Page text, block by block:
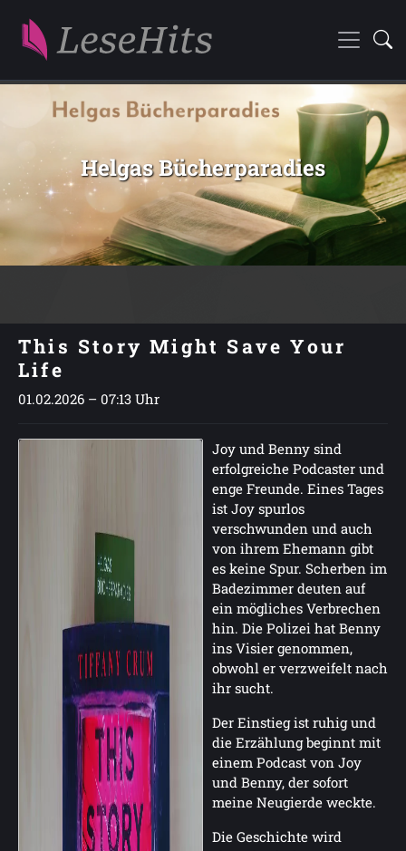
Helgas Bücherparadies
This Story Might Save Your
Life
01.02.2026 – 07:13 Uhr
Joy und Benny sind
erfolgreiche Podcaster und
enge Freunde. Eines Tages
ist Joy spurlos
verschwunden und auch
von ihrem Ehemann gibt
es keine Spur. Scherben im
Badezimmer deuten auf
ein mögliches Verbrechen
hin. Die Polizei hat Benny
ins Visier genommen,
obwohl er verzweifelt nach
ihr sucht.
Der Einstieg ist ruhig und
die Erzählung beginnt mit
einem Podcast von Joy
und Benny, der sofort
meine Neugierde weckte.
Die Geschichte wird